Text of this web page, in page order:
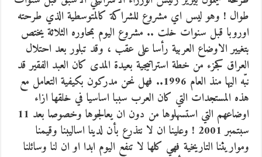
طوال ! وهو ليس اي مشروع للشراكة كالمتوسطية الذي طرحته
اوروبا قبل سنوات خلت .. مشروع اليوم بمحاوره الثلاثة يختص
بتغيير الاوضاع العربية رأسا على عقب ، وقد تبلور بعد احتلال
العراق كجزء من خطة استراتيجية بعيدة المدى كان العبد الفقير قد
نبّه اليها منذ العام 1996.. فهل نحن مدركون بكيفية التعامل مع
هذه المستجدات التي كان العرب سببا اساسيا في خلقها ازاء
اوضاعهم التي استسهلوها من دون ان يعالجوها وخصوصا بعد 11
سبتمبر 2001 ! وعلينا ان لا نتذرع بأن لدينا اساليبنا وقيمنا
ومواريثنا التاريخية فهي كلها لا تنفع اليوم ابدا او ان لنا وسائلنا